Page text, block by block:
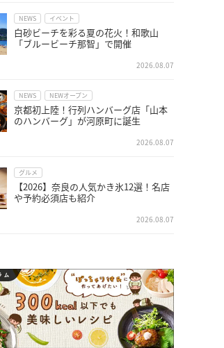
NEWS イベント
白砂ビーチを彩る夏の花火！和歌山
「ブルービーチ那智」で開催
2026.08.07
NEWS NEWオープン
京都初上陸！行列ハンバーグ店「山本
のハンバーグ」が河原町に誕生
2026.08.07
グルメ
【2026】奈良の人気かき氷12選！名店
や予約必須店も紹介
2026.08.07